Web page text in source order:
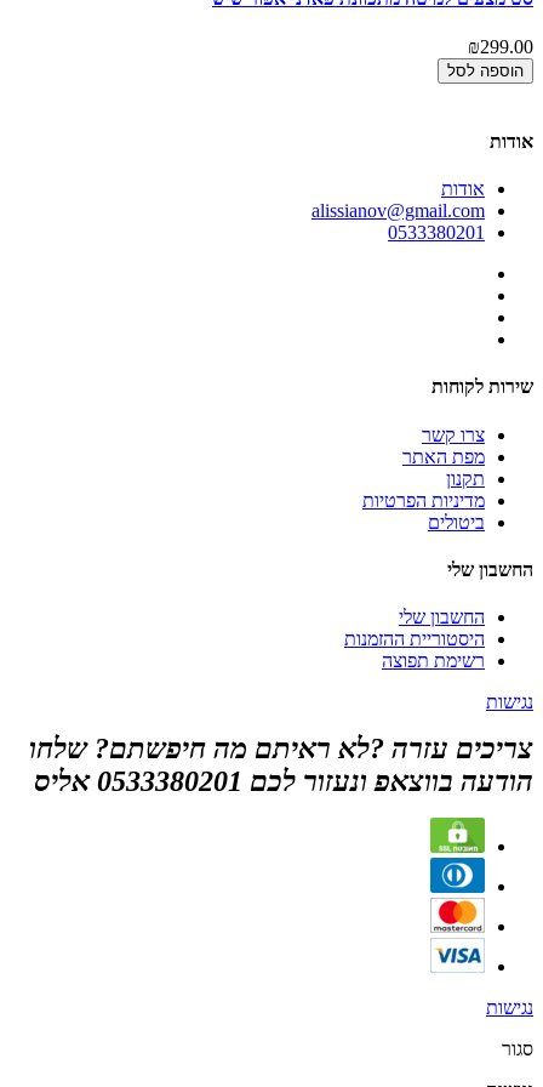
₪299.00
הוספה לסל
אודות
אודות
alissianov@gmail.com
0533380201
שירות לקוחות
צרו קשר
מפת האתר
תקנון
מדיניות הפרטיות
ביטולים
החשבון שלי
החשבון שלי
היסטוריית ההזמנות
רשימת תפוצה
נגישות
צריכים עזרה ?לא ראיתם מה חיפשתם? שלחו
הודעה בווצאפ ונעזור לכם 0533380201 אליס
נגישות
סגור